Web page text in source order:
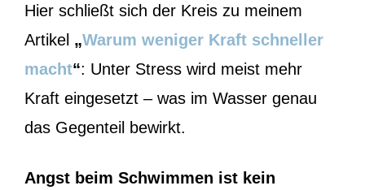
Hier schließt sich der Kreis zu meinem
Artikel „Warum weniger Kraft schneller
macht“: Unter Stress wird meist mehr
Kraft eingesetzt – was im Wasser genau
das Gegenteil bewirkt.
Angst beim Schwimmen ist kein